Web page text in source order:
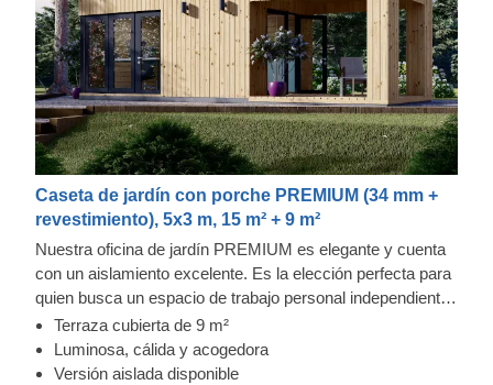
Caseta de jardín con porche PREMIUM (34 mm +
revestimiento), 5x3 m, 15 m² + 9 m²
Nuestra oficina de jardín PREMIUM es elegante y cuenta
con un aislamiento excelente. Es la elección perfecta para
quien busca un espacio de trabajo personal independiente.
Este modelo exacto cuenta con una espaciosa terraza
cubierta que le permite estar cómodamente al aire libre.
Para su mayor comodidad, también se encuentra
Terraza cubierta de 9 m²
Luminosa, cálida y acogedora
Versión aislada disponible